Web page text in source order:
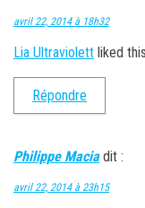
avril 22, 2014 à 18h32
Lia Ultraviolett liked
Répondre
Philippe Macia dit :
avril 22, 2014 à 23h15